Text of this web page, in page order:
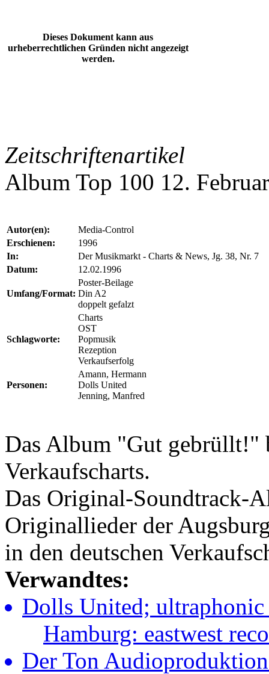
Dieses Dokument kann aus
urheberrechtlichen Gründen nicht angezeigt
werden.
Zeitschriftenartikel
Album Top 100 12.
Autor(en):
Media-Control
Erschienen:
1996
In:
Der Musikmarkt - Charts & News, Jg. 38, Nr. 7
Datum:
12.02.1996
Umfang/Format:
Poster-Beilage
Din A2
doppelt gefalzt
Schlagworte:
Charts
OST
Popmusik
Rezeption
Verkaufserfolg
Personen:
Amann, Hermann
Dolls United
Jenning, Manfred
Das Album "Gut gebrüllt!"
Verkaufscharts.
Das Original-Soundtrack-
Originallieder der
in den deutschen
Verwandtes:
Dolls United;
Hamburg: eastwest
Der Ton